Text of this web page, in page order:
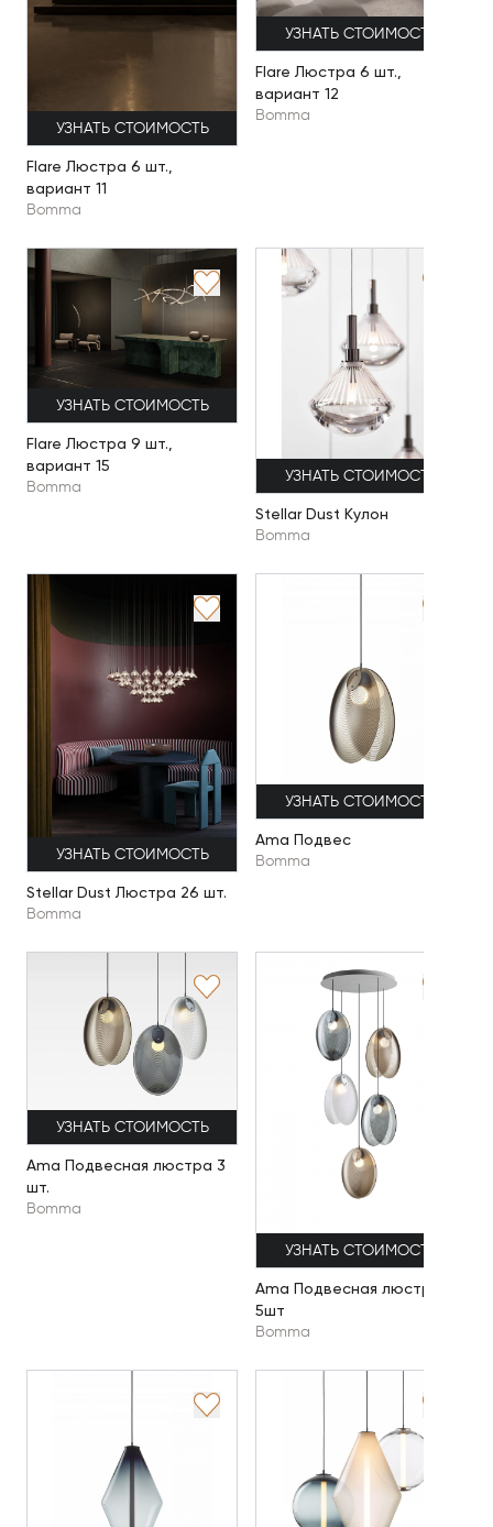
УЗНАТЬ СТОИМОСТЬ
Flare Люстра 6 шт.,
вариант 11
Bomma
УЗНАТЬ СТОИМОСТЬ
Flare Люстра 6 шт.,
вариант 12
Bomma
УЗНАТЬ СТОИМОСТЬ
Flare Люстра 9 шт.,
вариант 15
Bomma
УЗНАТЬ СТОИМОСТЬ
Stellar Dust Кулон
Bomma
УЗНАТЬ СТОИМОСТЬ
Stellar Dust Люстра 26 шт.
Bomma
УЗНАТЬ СТОИМОСТЬ
Ama Подвес
Bomma
УЗНАТЬ СТОИМОСТЬ
Ama Подвесная люстра 3
шт.
Bomma
УЗНАТЬ СТОИМОСТЬ
Ama Подвесная люстра
5шт
Bomma